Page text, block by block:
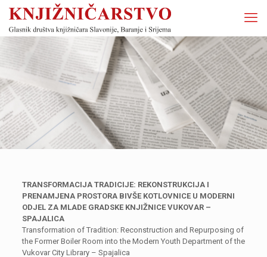
TRANSFORMACIJA TRADICIJE: REKONSTRUKCIJA I
PRENAMJENA PROSTORA BIVŠE KOTLOVNICE U MODERNI
ODJEL ZA MLADE GRADSKE KNJIŽNICE VUKOVAR –
SPAJALICA
Transformation of Tradition: Reconstruction and Repurposing of
the Former Boiler Room into the Modern Youth Department of the
Vukovar City Library – Spajalica